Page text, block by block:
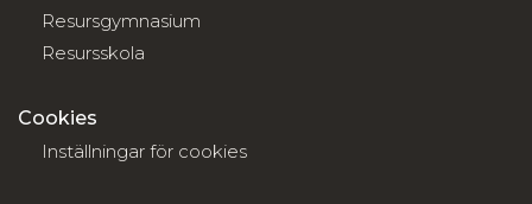
Resursgymnasium
Resursskola
Cookies
Inställningar för cookies